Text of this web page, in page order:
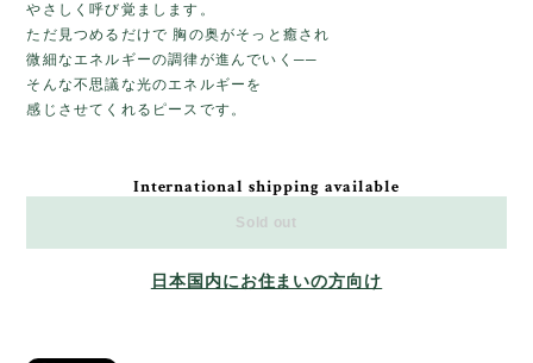
やさしく呼び覚まします。
ただ見つめるだけで 胸の奥がそっと癒され
微細なエネルギーの調律が進んでいく──
そんな不思議な光のエネルギーを
感じさせてくれるピースです。
International shipping available
Sold out
日本国内にお住まいの方向け